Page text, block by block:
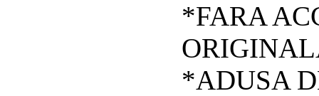
*FARA
*ADUSA